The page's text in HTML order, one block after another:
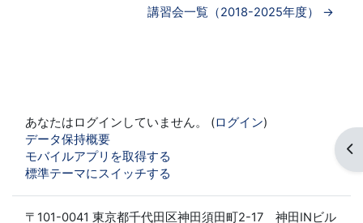
ブ
講習会一覧（2018-2025年度） →
あなたはログインしていません。 (ログイン)
データ保持概要
モバイルアプリを取得する
標準テーマにスイッチする
〒101-0041 東京都千代田区神田須田町2-17 神田INビル